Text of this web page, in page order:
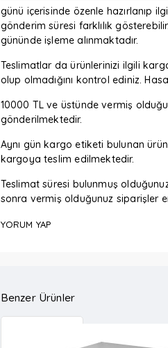
günü içerisinde özenle hazırlanıp
gönderim süresi farklılık
gününde işleme alınmaktadır.
Teslimatlar da ürünlerinizi ilgili
olup olmadığını kontrol ediniz.
10000 TL ve üstünde vermiş
gönderilmektedir.
Aynı gün kargo etiketi bulunan
kargoya teslim edilmektedir.
Teslimat süresi bulunmuş
sonra vermiş olduğunuz siparişler
YORUM YAP
Benzer Ürünler